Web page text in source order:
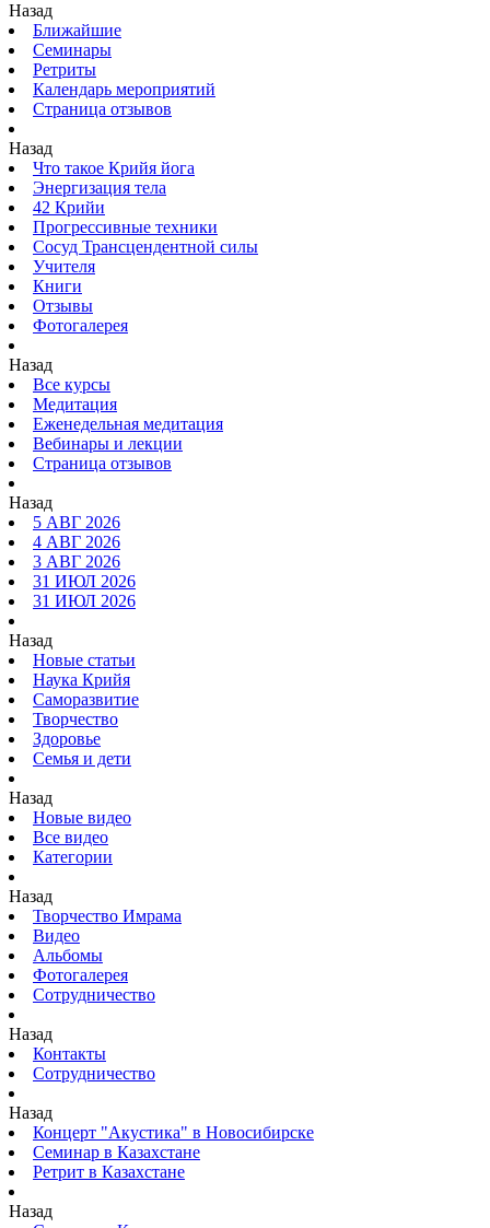
Назад
Ближайшие
Семинары
Ретриты
Календарь мероприятий
Страница отзывов
Назад
Что такое Крийя йога
Энергизация тела
42 Крийи
Прогрессивные техники
Сосуд Трансцендентной силы
Учителя
Книги
Отзывы
Фотогалерея
Назад
Все курсы
Медитация
Еженедельная медитация
Вебинары и лекции
Страница отзывов
Назад
5 АВГ 2026
4 АВГ 2026
3 АВГ 2026
31 ИЮЛ 2026
31 ИЮЛ 2026
Назад
Новые статьи
Наука Крийя
Саморазвитие
Творчество
Здоровье
Семья и дети
Назад
Новые видео
Все видео
Категории
Назад
Творчество Имрама
Видео
Альбомы
Фотогалерея
Сотрудничество
Назад
Контакты
Сотрудничество
Назад
Концерт "Акустика" в Новосибирске
Семинар в Казахстане
Ретрит в Казахстане
Назад